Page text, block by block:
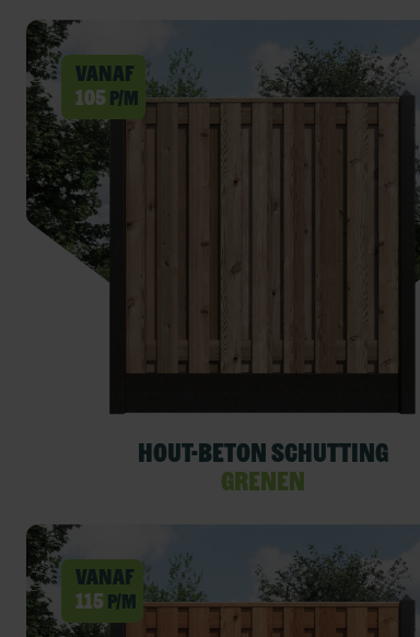
Vanaf
105 p/m
Hout-beton schutting
Grenen
Vanaf
115 p/m